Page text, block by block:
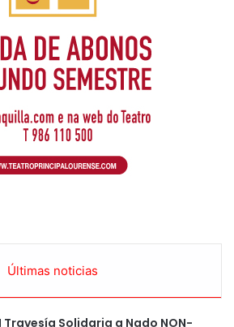
Últimas noticias
Travesía Solidaria a Nado NON-